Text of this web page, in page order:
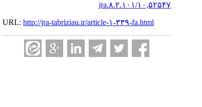
۱۰,۵۲۵۴۷/jra.۸.۲.۱۰۱
URL: http://jra-tabriziau.ir/article-۱-۳۳۹-fa.html